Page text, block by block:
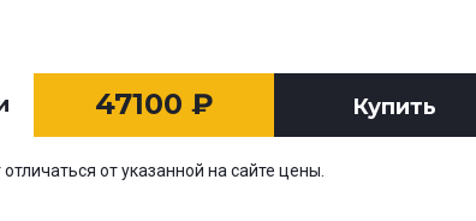
47100 ₽ Купить
от указанной на сайте цены.